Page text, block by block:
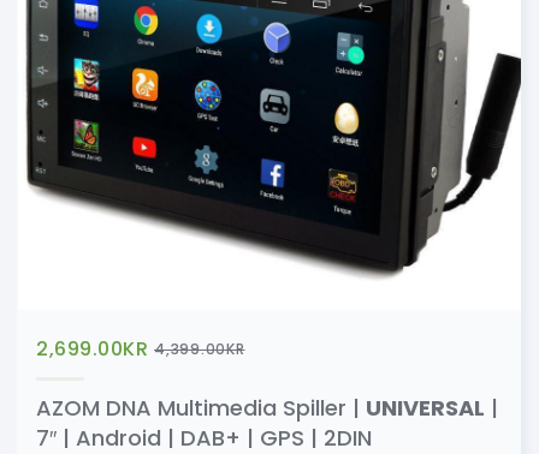
2,699.00KR 4,399.00KR
AZOM DNA Multimedia Spiller | UNIVERSAL |
7″ | Android | DAB+ | GPS | 2DIN